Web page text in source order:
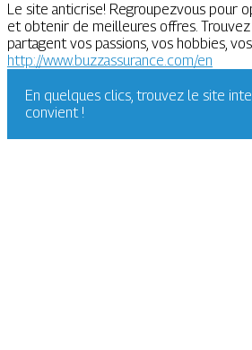
Le site anticrise! Regroupezvous pour
et obtenir de meilleures offres.
partagent vos passions, vos hobbies,
http://www.buzzassurance.com/en
En quelques clics, trouvez le site
convient !